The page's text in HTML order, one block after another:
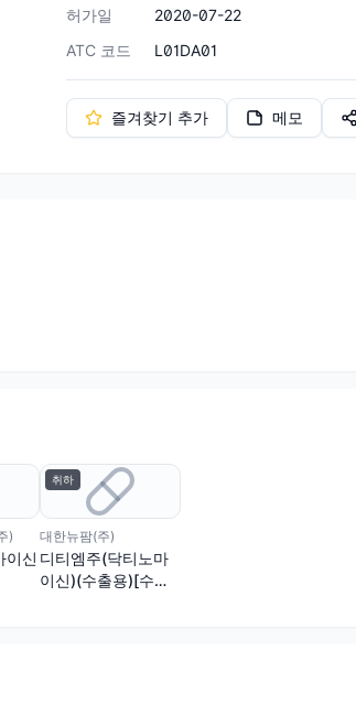
허가일
2020-07-22
ATC 코드
L01DA01
즐겨찾기 추가 메모
)
이신
취하
대한뉴팜(주)
디티엠주(닥티노마
이신)(수출용)[수출